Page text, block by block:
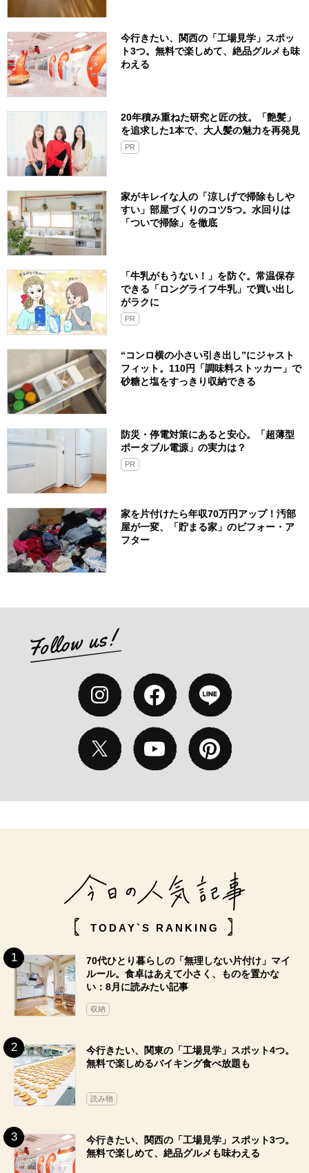
今行きたい、関西の「工場見学」スポッ
ト3つ。無料で楽しめて、絶品グルメも味
わえる
20年積み重ねた研究と匠の技。「艶髪」
を追求した1本で、大人髪の魅力を再発見
PR
家がキレイな人の「涼しげで掃除もしや
すい」部屋づくりのコツ5つ。水回りは
「ついで掃除」を徹底
「牛乳がもうない！」を防ぐ。常温保存
できる「ロングライフ牛乳」で買い出し
がラクに
PR
“コンロ横の小さい引き出し”にジャスト
フィット。110円「調味料ストッカー」で
砂糖と塩をすっきり収納できる
防災・停電対策にあると安心。「超薄型
ポータブル電源」の実力は？​
PR
家を片付けたら年収70万円アップ！汚部
屋が一変、「貯まる家」のビフォー・ア
フター
TODAY`S RANKING
70代ひとり暮らしの「無理しない片付け」マイ
ルール。食卓はあえて小さく、ものを置かな
い：8月に読みたい記事
収納
今行きたい、関東の「工場見学」スポット4つ。
無料で楽しめるバイキング食べ放題も
読み物
今行きたい、関西の「工場見学」スポット3つ。
無料で楽しめて、絶品グルメも味わえる